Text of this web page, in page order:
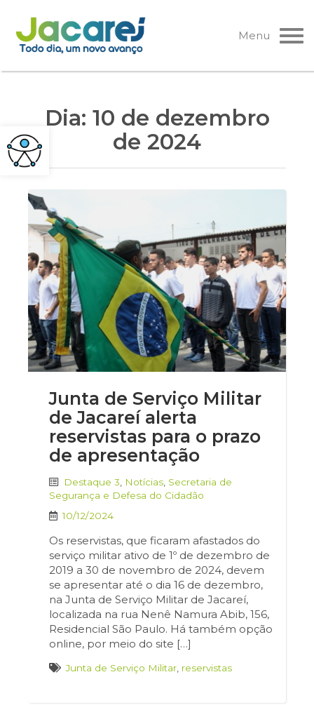
Pular
para
o
Menu
Dia: 10 de dezembro
de 2024
Junta de Serviço Militar
de Jacareí alerta
reservistas para o prazo
de apresentação
Destaque 3 Notícias Secretaria de
Segurança e Defesa do Cidadão
10/12/2024
Os reservistas, que ficaram afastados do
serviço militar ativo de 1º de dezembro de
2019 a 30 de novembro de 2024, devem
se apresentar até o dia 16 de dezembro,
na Junta de Serviço Militar de Jacareí,
localizada na rua Nenê Namura Abib, 156,
Residencial São Paulo. Há também opção
online, por meio do site […]
Junta de Serviço Militar reservistas